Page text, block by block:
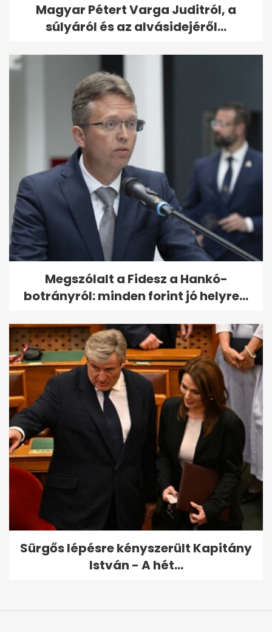
Magyar Pétert Varga Juditról, a
súlyáról és az alvásidejéről...
Megszólalt a Fidesz a Hankó-
botrányról: minden forint jó helyre...
Sürgős lépésre kényszerült Kapitány
István - A hét...